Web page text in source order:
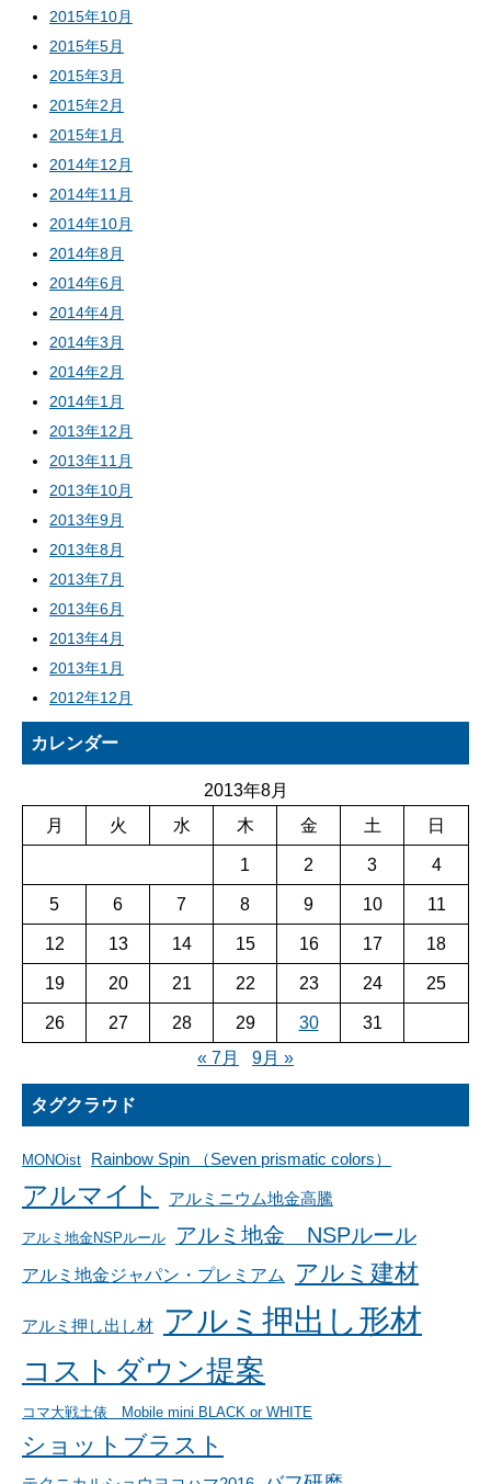
2015年10月
2015年5月
2015年3月
2015年2月
2015年1月
2014年12月
2014年11月
2014年10月
2014年8月
2014年6月
2014年4月
2014年3月
2014年2月
2014年1月
2013年12月
2013年11月
2013年10月
2013年9月
2013年8月
2013年7月
2013年6月
2013年4月
2013年1月
2012年12月
カレンダー
2013年8月
月
火 水 木 金 土 日
1 2 3 4
5 6 7 8 9 10 11
12 13 14 15 16 17 18
19 20 21 22 23 24 25
26 27 28 29 30
31
« 7月
9月 »
タグクラウド
MONOist Rainbow Spin （Seven prismatic colors）
アルマイト アルミニウム地金高騰
アルミ地金NSPルール アルミ地金 NSPルール
アルミ地金ジャパン・プレミアム アルミ建材
アルミ押し出し材 アルミ押出し形材
コストダウン提案
コマ大戦土俵 Mobile mini BLACK or WHITE
ショットブラスト